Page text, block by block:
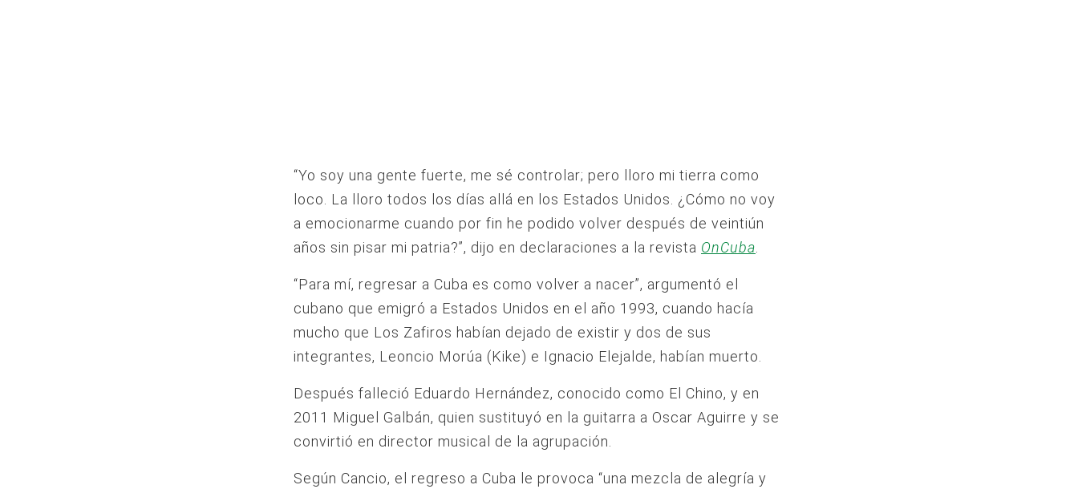
“Yo soy una gente fuerte, me sé controlar; pero lloro mi tierra como
loco. La lloro todos los días allá en los Estados Unidos. ¿Cómo no voy
a emocionarme cuando por fin he podido volver después de veintiún
años sin pisar mi patria?”, dijo en declaraciones a la revista OnCuba
“Para mí, regresar a Cuba es como volver a nacer”, argumentó el
cubano que emigró a Estados Unidos en el año 1993, cuando hacía
mucho que Los Zafiros habían dejado de existir y dos de sus
integrantes, Leoncio Morúa (Kike) e Ignacio Elejalde, habían muerto.
Después falleció Eduardo Hernández, conocido como El Chino, y en
2011 Miguel Galbán, quien sustituyó en la guitarra a Oscar Aguirre y se
convirtió en director musical de la agrupación.
Según Cancio, el regreso a Cuba le provoca “una mezcla de alegría y